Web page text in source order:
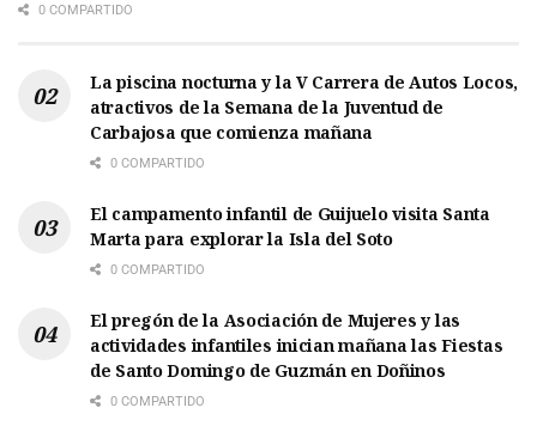
0 COMPARTIDO
La piscina nocturna y la V Carrera de Autos Locos,
atractivos de la Semana de la Juventud de
Carbajosa que comienza mañana
0 COMPARTIDO
El campamento infantil de Guijuelo visita Santa
Marta para explorar la Isla del Soto
0 COMPARTIDO
El pregón de la Asociación de Mujeres y las
actividades infantiles inician mañana las Fiestas
de Santo Domingo de Guzmán en Doñinos
0 COMPARTIDO